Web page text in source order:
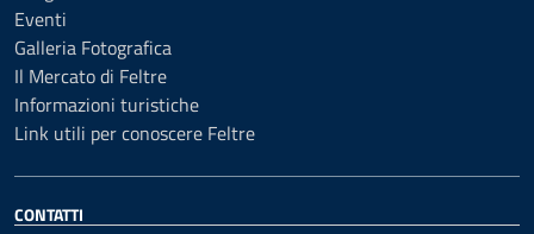
Eventi
Galleria Fotografica
Il Mercato di Feltre
Informazioni turistiche
Link utili per conoscere Feltre
CONTATTI